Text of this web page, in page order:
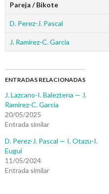
Pareja / Bikote
D. Perez-J. Pascal
J. Ramirez-C. Garcia
ENTRADAS RELACIONADAS
J. Lazcano-I. Baleztena — J.
Ramirez-C. Garcia
20/05/2025
Entrada similar
D. Perez-J. Pascal — I. Otazu-I.
Eugui
11/05/2024
Entrada similar